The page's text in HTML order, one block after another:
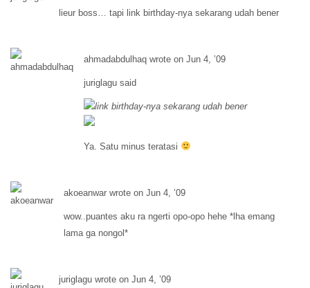
lieur boss… tapi link birthday-nya sekarang udah bener
ahmadabdulhaq wrote on Jun 4, ’09
juriglagu said
link birthday-nya sekarang udah bener
Ya. Satu minus teratasi
akoeanwar wrote on Jun 4, ’09
wow..puantes aku ra ngerti opo-opo hehe *lha emang
lama ga nongol*
juriglagu wrote on Jun 4, ’09